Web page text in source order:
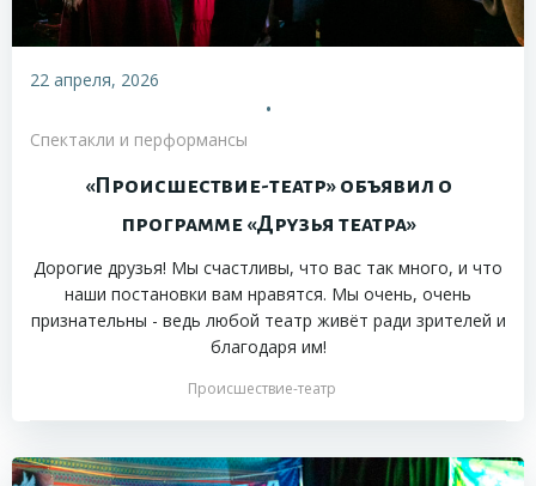
22 апреля, 2026
•
Спектакли и перформансы
«Происшествие-театр» объявил о
программе «Друзья театра»
Дорогие друзья! Мы счастливы, что вас так много, и что
наши постановки вам нравятся. Мы очень, очень
признательны - ведь любой театр живёт ради зрителей и
благодаря им!
Происшествие-театр